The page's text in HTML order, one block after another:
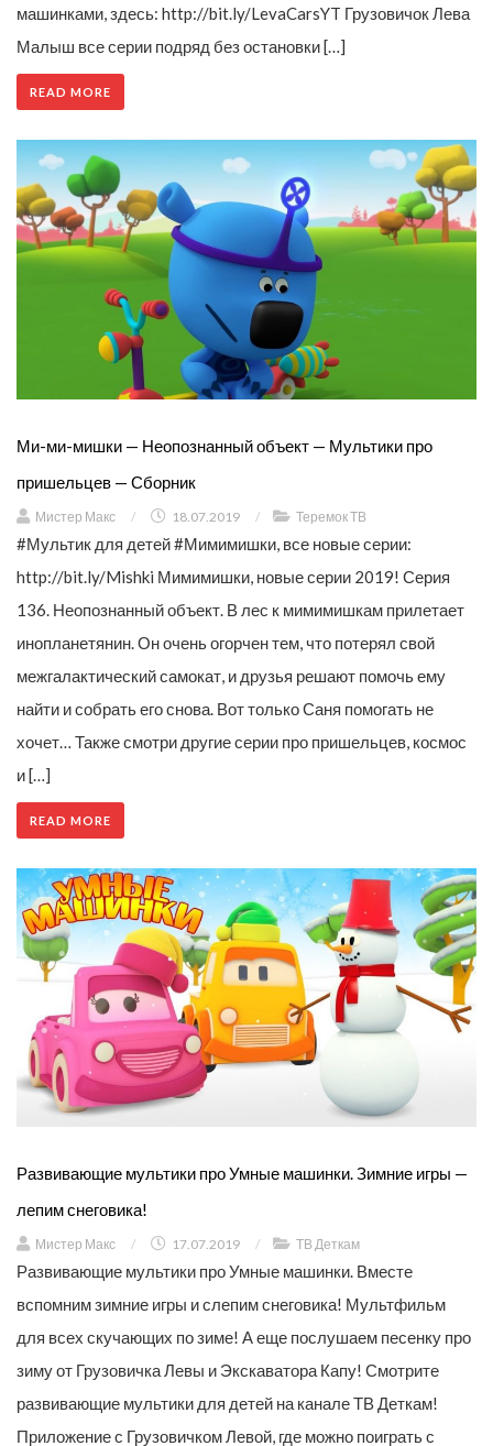
машинками, здесь: http://bit.ly/LevaCarsYT Грузовичок Лева
Малыш все серии подряд без остановки […]
READ MORE
Ми-ми-мишки — Неопознанный объект — Мультики про
пришельцев — Сборник
Мистер Макс / 18.07.2019 / Теремок ТВ
#Мультик для детей #Мимимишки, все новые серии:
http://bit.ly/Mishki Мимимишки, новые серии 2019! Серия
136. Неопознанный объект. В лес к мимимишкам прилетает
инопланетянин. Он очень огорчен тем, что потерял свой
межгалактический самокат, и друзья решают помочь ему
найти и собрать его снова. Вот только Саня помогать не
хочет… Также смотри другие серии про пришельцев, космос
и […]
READ MORE
Развивающие мультики про Умные машинки. Зимние игры —
лепим снеговика!
Мистер Макс / 17.07.2019 / ТВ Деткам
Развивающие мультики про Умные машинки. Вместе
вспомним зимние игры и слепим снеговика! Мультфильм
для всех скучающих по зиме! А еще послушаем песенку про
зиму от Грузовичка Левы и Экскаватора Капу! Смотрите
развивающие мультики для детей на канале ТВ Деткам!
Приложение с Грузовичком Левой, где можно поиграть с